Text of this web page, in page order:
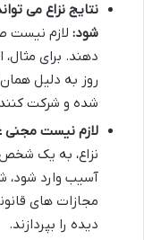
نتایج نزاع می
شود: لازم نیست
دهند. برای
روز به دلیل
شده و شرکت
لازم نیست مجنی
نزاع، به یک
آسیب وارد شود،
مجازات های
دیده را بپردازند.